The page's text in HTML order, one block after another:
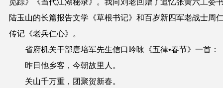
陆玉山的长篇报告文学《草根书记》和百岁新四军老战士周
传记《老兵仁心》。
省府机关干部唐培军先生信口吟咏《五律•春节》一首：
昨日他乡客，今朝故里人。
关山千万重，团聚贺新春。